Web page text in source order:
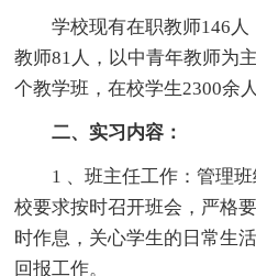
学校现有在职教师146人
教师81人，以中青年教师为
个教学班，在校学生2300余人
二、实习内容：
1 、班主任工作：管理班
校要求按时召开班会，严格
时作息，关心学生的日常生
回报工作。